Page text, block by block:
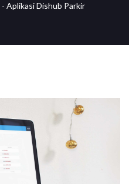
- Aplikasi Dishub Parkir